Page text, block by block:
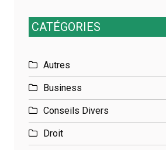
CATÉGORIES
Autres
Business
Conseils Divers
Droit